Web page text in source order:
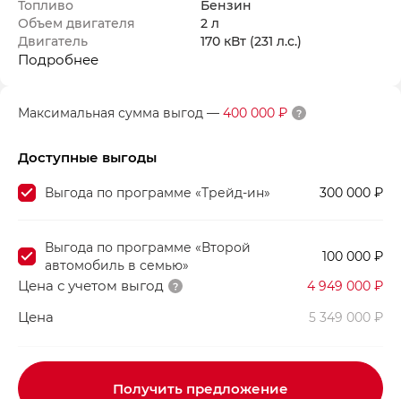
Топливо
Бензин
Объем двигателя
2 л
Двигатель
170 кВт (231 л.с.)
Подробнее
Максимальная сумма выгод — 400 000 ₽
Доступные выгоды
300 000 ₽
Выгода по программе «Трейд-ин»
100 000 ₽
Выгода по программе «Второй
автомобиль в семью»
Цена с учетом выгод 4 949 000 ₽
Цена 5 349 000 ₽
Получить предложение